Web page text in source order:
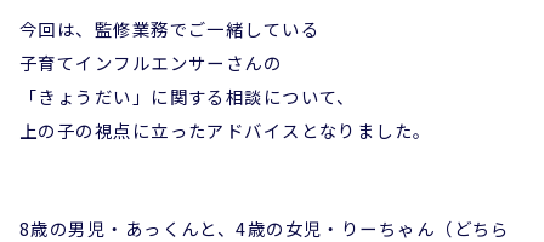
今回は、監修業務でご一緒している
子育てインフルエンサーさんの
「きょうだい」に関する相談について、
上の子の視点に立ったアドバイスとなりました。
8歳の男児・あっくんと、4歳の女児・りーちゃん（どちら